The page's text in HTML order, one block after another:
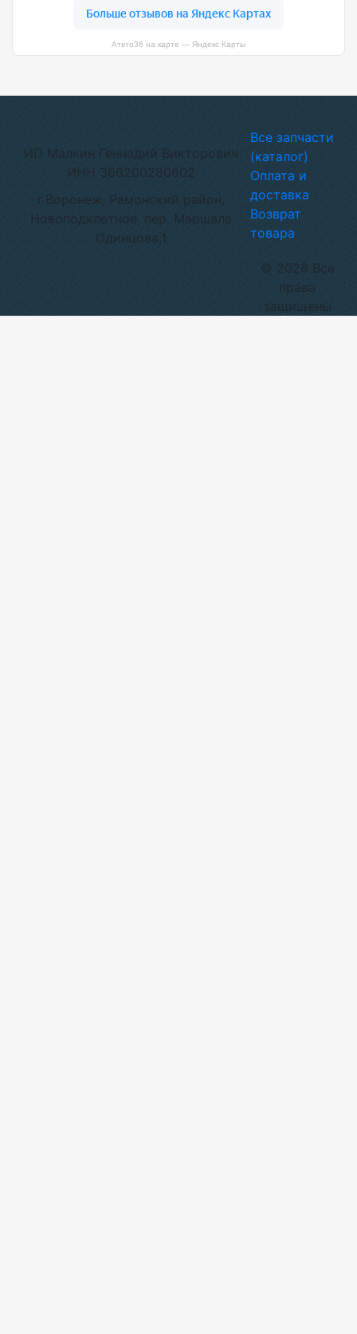
Атего36 на карте — Яндекс Карты
ИП Малкин Геннадий Викторович
ИНН 366200280602
г.Воронеж, Рамонский район,
Новоподклетное, пер. Маршала
Одинцова,1
© 2026 Все
права
защищены
Все запчасти
(каталог)
Оплата и
доставка
Возврат
товара